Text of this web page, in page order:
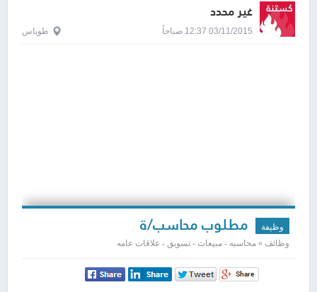
غير محدد
03/11/2015 12:37 صباحاً طوباس
وظيفة مطلوب محاسب/ة
وظائف » محاسبه - مبيعات - تسويق - علاقات عامه